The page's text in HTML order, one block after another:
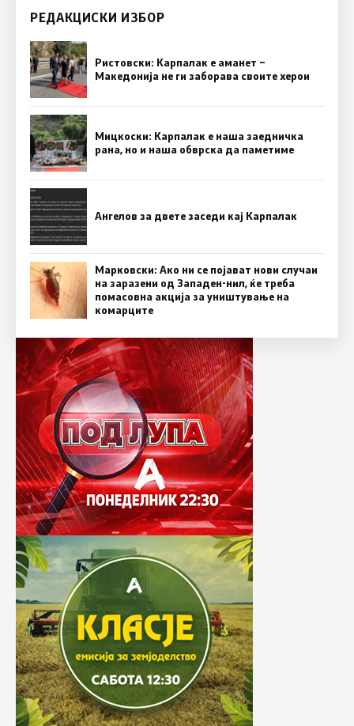
РЕДАКЦИСКИ ИЗБОР
Ристовски: Карпалак е аманет –
Македонија не ги заборава своите херои
Мицкоски: Карпалак е наша заедничка
рана, но и наша обврска да паметиме
Ангелов за двете заседи кај Карпалак
Марковски: Ако ни се појават нови случаи
на заразени од Западен-нил, ќе треба
помасовна акција за уништување на
комарците